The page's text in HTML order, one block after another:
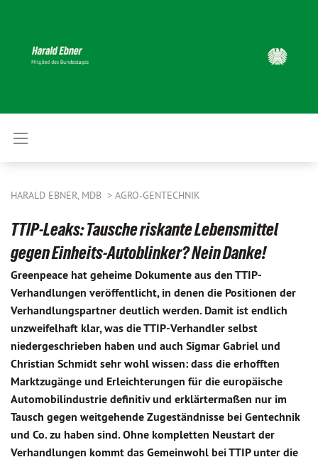
HARALD EBNER, MDB AGRO-GENTECHNIK
TTIP-Leaks: Tausche riskante Lebensmittel
gegen Einheits-Autoblinker? Nein Danke!
Greenpeace hat geheime Dokumente aus den TTIP-
Verhandlungen veröffentlicht, in denen die Positionen der
Verhandlungspartner deutlich werden. Damit ist endlich
unzweifelhaft klar, was die TTIP-Verhandler selbst
niedergeschrieben haben und auch Sigmar Gabriel und
Christian Schmidt sehr wohl wissen: dass die erhofften
Marktzugänge und Erleichterungen für die europäische
Automobilindustrie definitiv und erklärtermaßen nur im
Tausch gegen weitgehende Zugeständnisse bei Gentechnik
und Co. zu haben sind. Ohne kompletten Neustart der
Verhandlungen kommt das Gemeinwohl bei TTIP unter die